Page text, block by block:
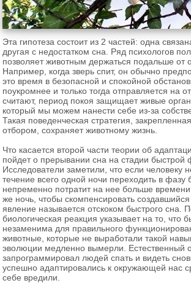
Эта гипотеза состоит из 2 частей: одна
другая с недостатком сна. Ряд психологов
позволяет животным держаться подальше от
Например, когда зверь спит, он обычно
это время в безопасной и спокойной
поукромнее и только тогда отправляется на
считают, период покоя защищает живые
который мы можем нанести себе из-за
Такая поведенческая стратегия,
отбором, сохраняет животному жизнь.
Что касается второй части теории об
пойдет о прерывании сна на стадии быстрой
Исследователи заметили, что если человеку
течение всего одной ночи переходить в фазу
непременно потратит на нее больше
же ночь, чтобы скомпенсировать
явление называется отскоком быстрого сна.
биологическая реакция указывает на то, что
незаменима для правильного
животные, которые не выработали такой
эволюции медленно вымерли. Естественный
запрограммировал людей спать и видеть
успешно адаптировались к окружающей нас
себе вредили.